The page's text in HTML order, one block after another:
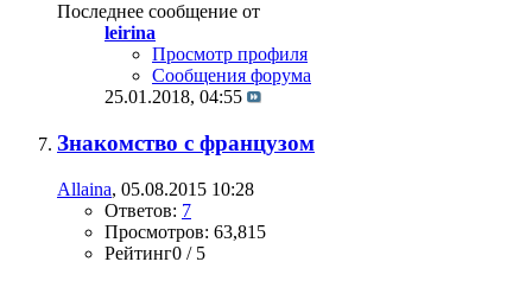
Последнее сообщение от
leirina
Просмотр профиля
Сообщения форума
25.01.2018, 04:55
Знакомство с французом
Allaina, 05.08.2015 10:28
Ответов: 7
Просмотров: 63,815
Рейтинг0 / 5